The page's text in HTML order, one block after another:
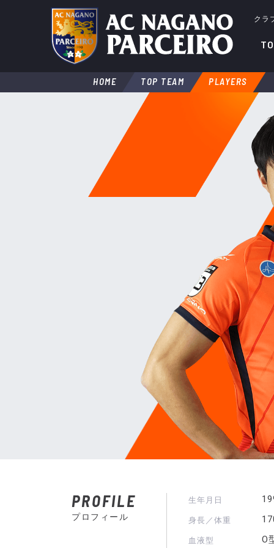
クラ
HOME TOP TEAM PLAYERS
PROFILE
プロフィール
生年月日
身長／体重
血液型 O